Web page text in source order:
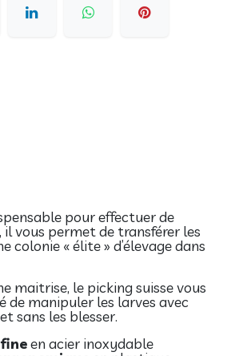
pour effectuer de
il vous permet de transférer les
colonie « élite » d’élevage dans
maitrise, le picking suisse vous
de manipuler les larves avec
sans les blesser.
en acier inoxydable